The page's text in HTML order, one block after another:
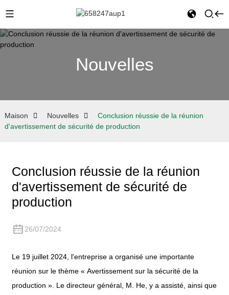
Nouvelles
Maison Nouvelles
Conclusion réussie de la réunion
d'avertissement de sécurité de production
Conclusion réussie de la réunion
d'avertissement de sécurité de
production
26/07/2024
Le 19 juillet 2024, l'entreprise a organisé une importante
réunion sur le thème « Avertissement sur la sécurité de la
production ». Le directeur général, M. He, y a assisté, ainsi que